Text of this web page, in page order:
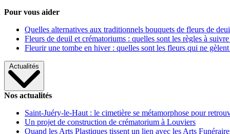
Pour vous aider
Quelles alternatives aux traditionnels bouquets de fleurs de
Fleurs de deuil et crématoriums : quelles sont les règles à
Fleurir une tombe en hiver : quelles sont les fleurs qui ne gèlent
Actualités
Nos actualités
Saint-Juéry-le-Haut : le cimetière se métamorphose pour
Un projet de construction de crématorium à Louviers
Quand les Arts Plastiques tissent un lien avec les Arts